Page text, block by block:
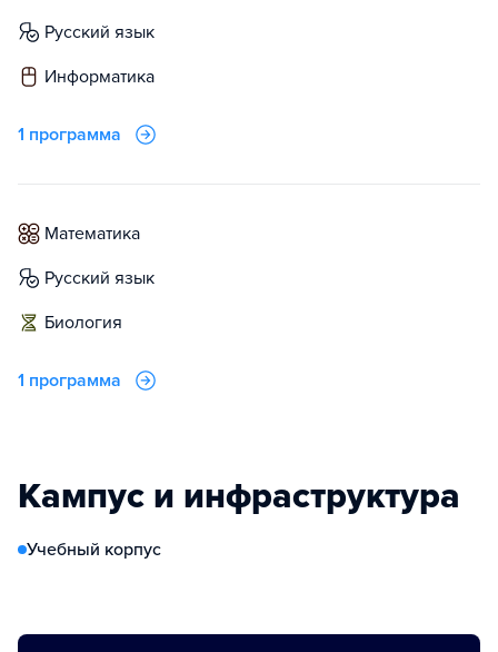
русский язык
информатика
1 программа
математика
русский язык
биология
1 программа
Кампус и инфраструктура
Учебный корпус